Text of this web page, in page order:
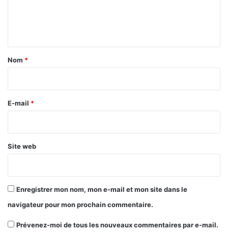
a
e
Nom *
E-mail *
Site web
Enregistrer mon nom, mon e-mail et mon site dans le
navigateur pour mon prochain commentaire.
Prévenez-moi de tous les nouveaux commentaires par e-mail.